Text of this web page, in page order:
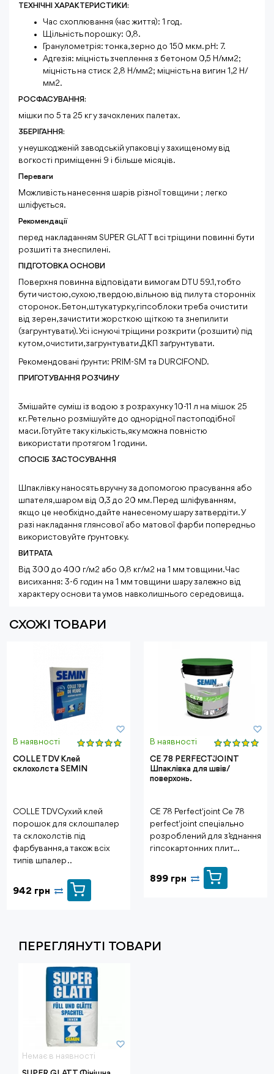
ТЕХНІЧНІ ХАРАКТЕРИСТИКИ:
Час схоплювання (час життя): 1 год.
Щільність порошку: 0,8.
Гранулометрія: тонка, зерно до 150 мкм. рН: 7.
Адгезія: міцність зчеплення з бетоном 0,5 Н/мм2;
міцність на стиск 2,8 Н/мм2; міцність на вигин 1,2 Н/
мм2.
РОСФАСУВАННЯ:
мішки по 5 та 25 кг у зачохлених палетах.
ЗБЕРІГАННЯ:
у неушкодженій заводській упаковці у захищеному від
вогкості приміщенні 9 і більше місяців.
Переваги
Можливість нанесення шарів різної товщини ; легко
шліфується.
Рекомендації
перед накладанням SUPER GLATT всі тріщини повинні бути
розшиті та знеспилені.
ПІДГОТОВКА ОСНОВИ
Поверхня повинна відповідати вимогам DTU 59.1, тобто
бути чистою, сухою, твердою, вільною від пилу та сторонніх
сторонок. Бетон, штукатурку, гіпсоблоки треба очистити
від зерен, зачистити жорсткою щіткою та знепилити
(загрунтувати). Усі існуючі тріщини розкрити (розшити) під
кутом, очистити, загрунтувати. ДКП заґрунтувати.
Рекомендовані ґрунти: PRIM-SM та DURCIFOND.
ПРИГОТУВАННЯ РОЗЧИНУ
Змішайте суміш із водою з розрахунку 10-11 л на мішок 25
кг. Ретельно розмішуйте до однорідної пастоподібної
маси. Готуйте таку кількість, яку можна повністю
використати протягом 1 години.
СПОСІБ ЗАСТОСУВАННЯ
Шпаклівку наносять вручну за допомогою прасування або
шпателя, шаром від 0,3 до 20 мм. Перед шліфуванням,
якщо це необхідно, дайте нанесеному шару затвердіти. У
разі накладання глянсової або матової фарби попередньо
використовуйте ґрунтовку.
ВИТРАТА
Від 300 до 400 г/м2 або 0,8 кг/м2 на 1 мм товщини. Час
висихання: 3-6 годин на 1 мм товщини шару залежно від
характеру основи та умов навколишнього середовища.
СХОЖІ ТОВАРИ
В наявності
COLLE TDV Клей
склохолста SEMIN
COLLE TDVСухий клей
порошок для склошпалер
та склохолстів під
фарбування, а також всіх
типів шпалер ..
942 грн
В наявності
CE 78 PERFECT’JOINT
Шпаклівка для швів/
поверхонь.
CE 78 Perfect'joint Ce 78
perfect'joint спеціально
розроблений для з’єднання
гіпсокартонних плит. ..
899 грн
ПЕРЕГЛЯНУТI ТОВАРИ
Немає в наявності